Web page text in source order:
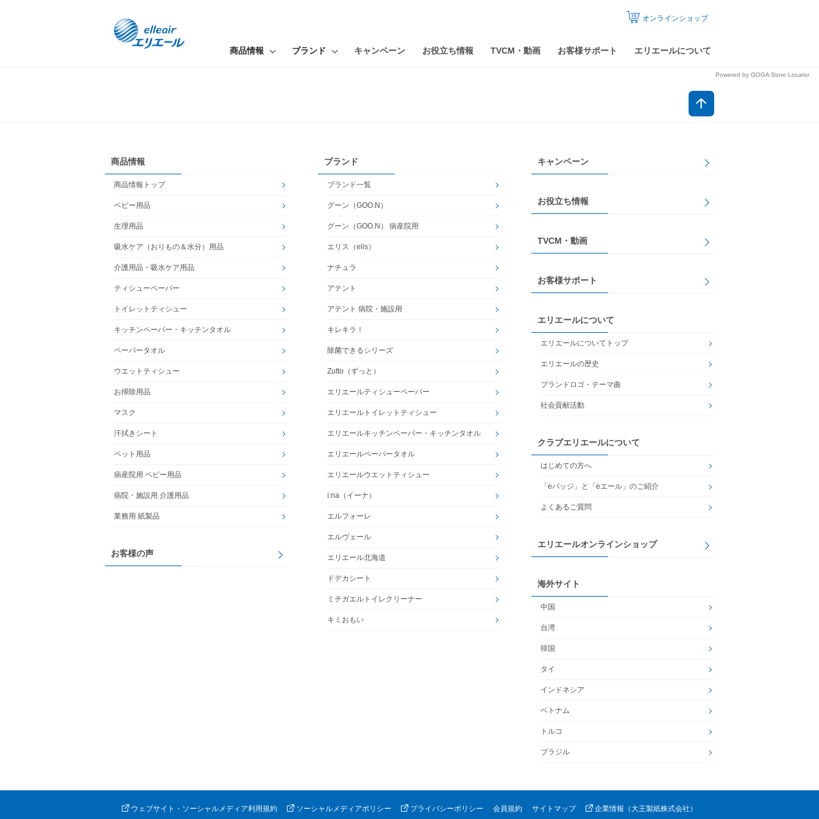
商品情報 ブランド キャンペーン お役立ち情報 TVCM・動画 お客様サポート エリエールについて
オンラインショップ
Powered by GOGA Store Locator
商品情報
商品情報トップ
ベビー用品
生理用品
吸水ケア（おりもの＆水分）用品
介護用品・吸水ケア用品
ティシューペーパー
トイレットティシュー
キッチンペーパー・キッチンタオル
ペーパータオル
ウエットティシュー
お掃除用品
マスク
汗拭きシート
ペット用品
病産院用 ベビー用品
病院・施設用 介護用品
業務用 紙製品
お客様の声
ブランド
ブランド一覧
グーン（GOO.N）
グーン（GOO.N） 病産院用
エリス（elis）
ナチュラ
アテント
アテント 病院・施設用
キレキラ！
除菌できるシリーズ
Zutto（ずっと）
エリエールティシューペーパー
エリエールトイレットティシュー
エリエールキッチンペーパー・キッチンタオル
エリエールペーパータオル
エリエールウエットティシュー
i:na（イーナ）
エルフォーレ
エルヴェール
エリエール北海道
ドデカシート
ミチガエルトイレクリーナー
キミおもい
キャンペーン
お役立ち情報
TVCM・動画
お客様サポート
エリエールについて
エリエールについてトップ
エリエールの歴史
ブランドロゴ・テーマ曲
社会貢献活動
クラブエリエールについて
はじめての方へ
「eバッジ」と「eエール」のご紹介
よくあるご質問
エリエールオンラインショップ
海外サイト
中国
台湾
韓国
タイ
インドネシア
ベトナム
トルコ
ブラジル
ウェブサイト・ソーシャルメディア利用規約 ソーシャルメディアポリシー プライバシーポリシー 会員規約 サイトマップ 企業情報（大王製紙株式会社）